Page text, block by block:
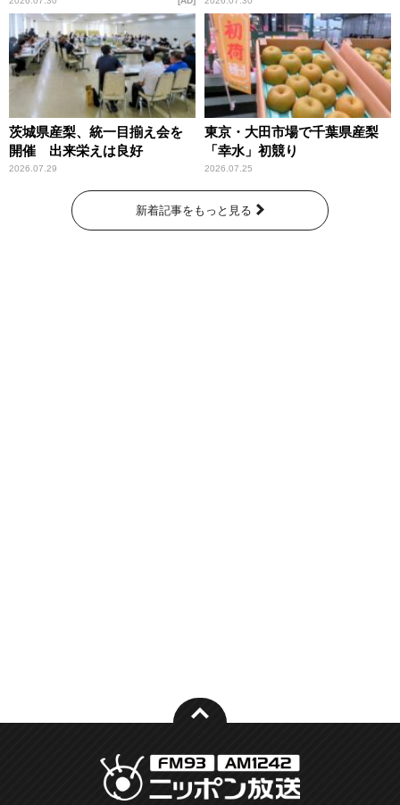
～」放送
茨城県産梨、統一目揃え会を
開催 出来栄えは良好
2026.07.29
東京・大田市場で千葉県産梨
「幸水」初競り
2026.07.25
新着記事をもっと見る